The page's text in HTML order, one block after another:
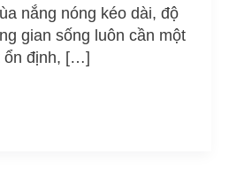
nắng nóng kéo dài, độ
gian sống luôn cần một
ổn định, […]